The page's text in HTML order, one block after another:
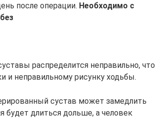
после операции. Необходимо с
распределится неправильно, что
и неправильному рисунку ходьбы.
сустав может замедлить
будет длиться дольше, а человек